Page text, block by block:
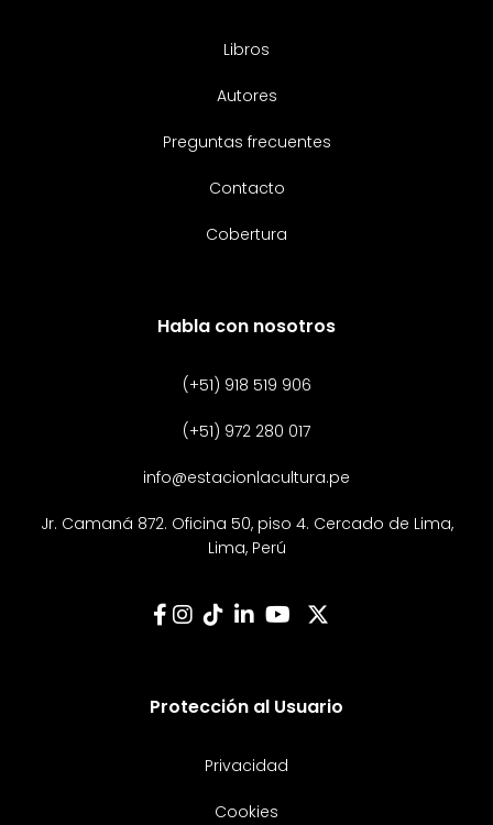
Libros
Autores
Preguntas frecuentes
Contacto
Cobertura
Habla con nosotros
(+51) 918 519 906
(+51) 972 280 017
info@estacionlacultura.pe
Jr. Camaná 872. Oficina 50, piso 4. Cercado de Lima,
Lima, Perú
Protección al Usuario
Privacidad
Cookies